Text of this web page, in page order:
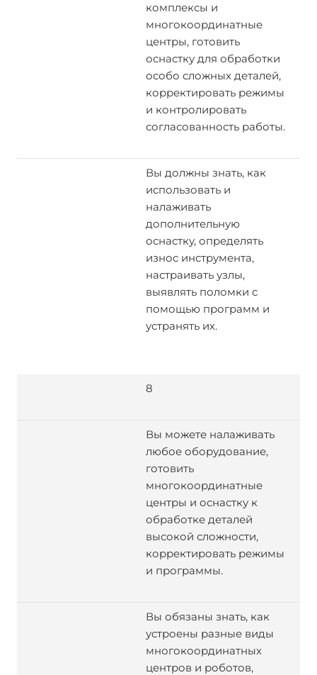
комплексы и
многокоординатные
центры, готовить
оснастку для обработки
особо сложных деталей,
корректировать режимы
и контролировать
согласованность работы.
Вы должны знать, как
использовать и
налаживать
дополнительную
оснастку, определять
износ инструмента,
настраивать узлы,
выявлять поломки с
помощью программ и
устранять их.
8
Вы можете налаживать
любое оборудование,
готовить
многокоординатные
центры и оснастку к
обработке деталей
высокой сложности,
корректировать режимы
и программы.
Вы обязаны знать, как
устроены разные виды
многокоординатных
центров и роботов,